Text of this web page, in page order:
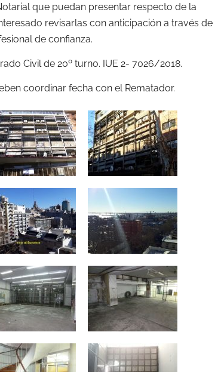
que puedan presentar respecto de la
revisarlas con anticipación a través de
de confianza.
Civil de 20º turno. IUE 2- 7026/2018.
coordinar fecha con el Rematador.